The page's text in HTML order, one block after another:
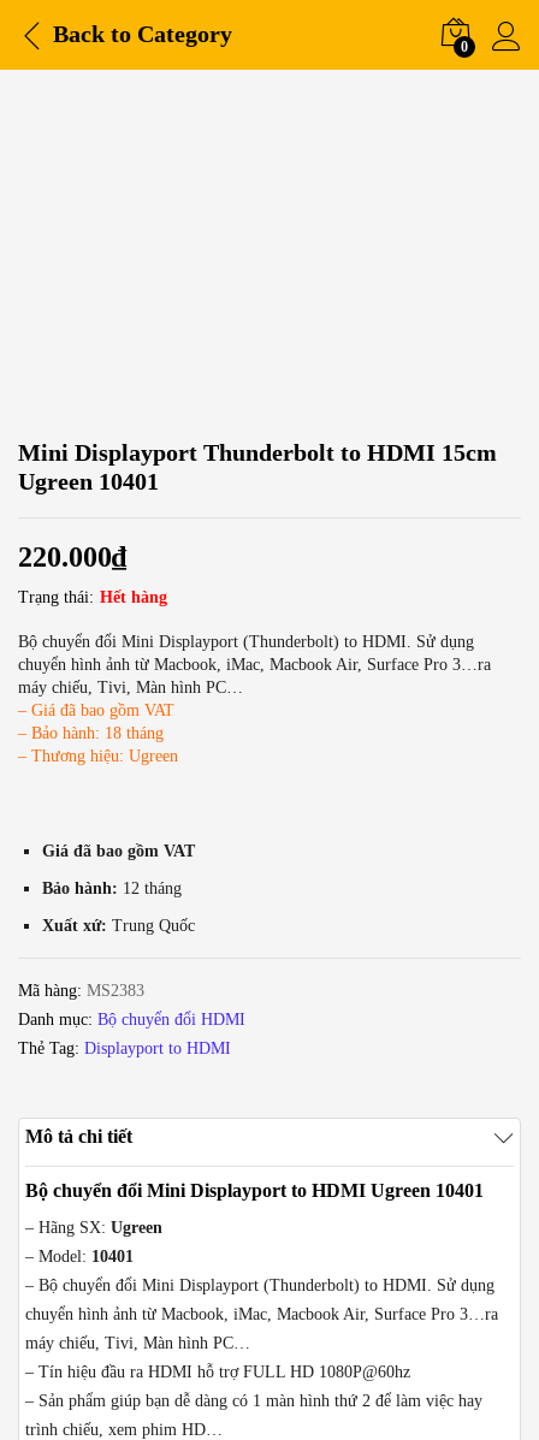
Back to Category 0
Mini Displayport Thunderbolt to HDMI 15cm
Ugreen 10401
220.000₫
Trạng thái: Hết hàng
Bộ chuyển đổi Mini Displayport (Thunderbolt) to HDMI. Sử dụng
chuyển hình ảnh từ Macbook, iMac, Macbook Air, Surface Pro 3…ra
máy chiếu, Tivi, Màn hình PC…
– Giá đã bao gồm VAT
– Bảo hành: 18 tháng
– Thương hiệu: Ugreen
Giá đã bao gồm VAT
Bảo hành: 12 tháng
Xuất xứ: Trung Quốc
Mã hàng: MS2383
Danh mục: Bộ chuyển đổi HDMI
Thẻ Tag: Displayport to HDMI
Mô tả chi tiết
Bộ chuyển đổi Mini Displayport to HDMI Ugreen 10401
– Hãng SX: Ugreen
– Model: 10401
– Bộ chuyển đổi Mini Displayport (Thunderbolt) to HDMI. Sử dụng
chuyển hình ảnh từ Macbook, iMac, Macbook Air, Surface Pro 3…ra
máy chiếu, Tivi, Màn hình PC…
– Tín hiệu đầu ra HDMI hỗ trợ FULL HD 1080P@60hz
– Sản phẩm giúp bạn dễ dàng có 1 màn hình thứ 2 để làm việc hay
trình chiếu, xem phim HD…